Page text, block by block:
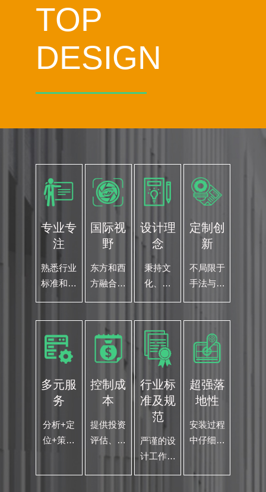
TOP
DESIGN
专业专
注
熟悉行业
标准和规
节能 环
保、实
性的为您
的项目保
驾护航
国际视
野
东方和西
方融合本
设计更有
价值
设计理
念
秉持文
化、独
合的设计
思想 商
业与艺术
是我们的
设计之道
定制创
新
不局限于
手法与风
文化元
素，设计
多元服
务
分析+定
位+策划
控制成
本
提供投资
评估、定
位策划、
行业标
准及规
范
严谨的设
计工作流
超强落
地性
安装过程
中仔细留
查过程
中，反复